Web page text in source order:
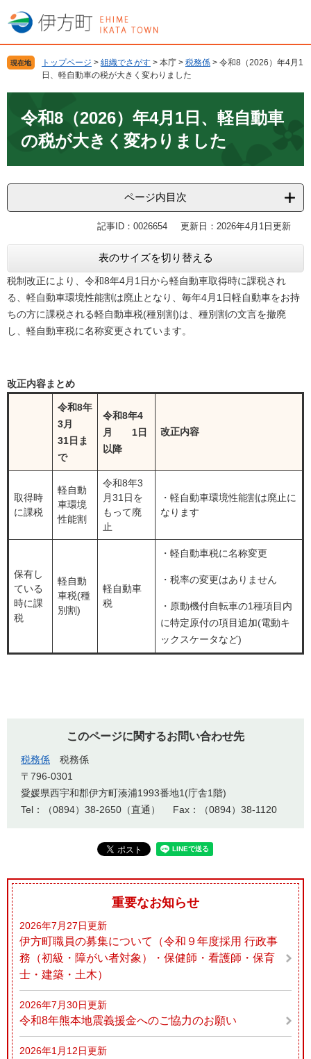
ー
先
で
ニ
を
ば
へ
現在地 トップページ > 組織でさがす > 本庁 > 税務係 > 令和8（2026）年4月1
日、軽自動車の税が大きく変わりました
令和8（2026）年4月1日、軽自動車
の税が大きく変わりました
ページ内目次
記事ID：0026654 更新日：2026年4月1日更新
表のサイズを切り替える
税制改正により、令和8年4月1日から軽自動車取得時に課税され
る、軽自動車環境性能割は廃止となり、毎年4月1日軽自動車をお持
ちの方に課税される軽自動車税(種別割)は、種別割の文言を撤廃
し、軽自動車税に名称変更されています。
改正内容まとめ
令和8年
3月
31日ま
で
令和8年4
月 1日
以降
改正内容
取得時
に課税
軽自動
車環境
性能割
令和8年3
月31日を
もって廃
止
・軽自動車環境性能割は廃止に
なります
保有し
ている
時に課
税
軽自動
車税(種
別割)
軽自動車
税
・軽自動車税に名称変更
・税率の変更はありません
・原動機付自転車の1種項目内
に特定原付の項目追加(電動キ
ックスケータなど)
このページに関するお問い合わせ先
税務係
税務係
〒796-0301
愛媛県西宇和郡伊方町湊浦1993番地1(庁舎1階)
Tel：（0894）38-2650（直通）
Fax：（0894）38-1120
重要なお知らせ
2026年7月27日更新
伊方町職員の募集について（令和９年度採用 行政事
務（初級・障がい者対象）・保健師・看護師・保育
士・建築・土木）
2026年7月30日更新
令和8年熊本地震義援金へのご協力のお願い
2026年1月12日更新